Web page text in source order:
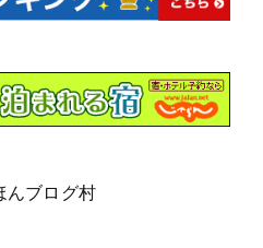
んブログ村